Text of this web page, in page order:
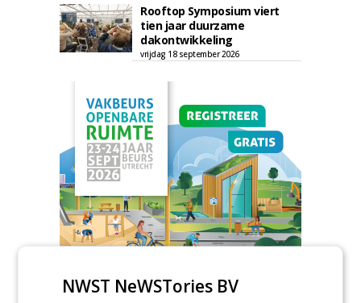
Rooftop Symposium viert
tien jaar duurzame
dakontwikkeling
vrijdag 18 september 2026
TENDERS
NWST NeWSTories BV